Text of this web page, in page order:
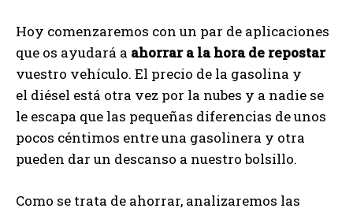
Hoy comenzaremos con un par de aplicaciones
que os ayudará a ahorrar a la hora de repostar
vuestro vehículo. El precio de la gasolina y
el diésel está otra vez por la nubes y a nadie se
le escapa que las pequeñas diferencias de unos
pocos céntimos entre una gasolinera y otra
pueden dar un descanso a nuestro bolsillo.
Como se trata de ahorrar, analizaremos las